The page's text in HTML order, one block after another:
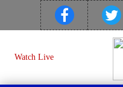
Watch Live